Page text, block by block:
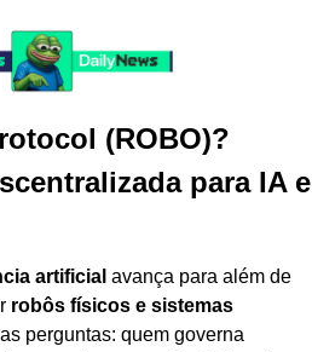
(ROBO)?
para IA e
artificial avança para além de
robôs físicos e sistemas
perguntas: quem governa